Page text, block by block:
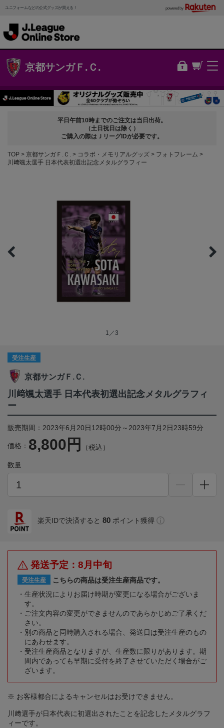
ユニフォームなどの公式グッズが買える！ powered by
京都サンガＦ.Ｃ.
平日午前10時までのご注文は当日出荷。
（土日祝日は除く）
ご購入の際はＪリーグIDが必要です。
TOP 京都サンガＦ.Ｃ. コラボ・メモリアルグッズ
フォトフレーム
川﨑颯太選手 日本代表初選出記念メタルグラフィー
1／3
受注生産
京都サンガＦ.Ｃ.
川﨑颯太選手 日本代表初選出記念メタルグラフィ
ー
販売期間：2023年6月20日12時00分～2023年7月2日23時59分
価格： 8,800円 （税込）
数量
楽天IDで決済すると 80 ポイント獲得
発送予定：8月中旬
受注生産
こちらの商品は受注生産商品です。
生産状況によりお届け時期が変更になる場合がございま
す。
ご注文内容の変更ができませんのであらかじめご了承くだ
さい。
別の商品と同時購入される場合、発送日は受注生産のもの
にあわせます。
受注生産商品となりますが、生産数に限りがあります。期
間内であっても早期に受付を終了させていただく場合がご
ざいます。
※ お客様都合によるキャンセルはお受けできません。
川﨑選手が日本代表に初選出されたことを記念したメタルグラフ
ィーです。